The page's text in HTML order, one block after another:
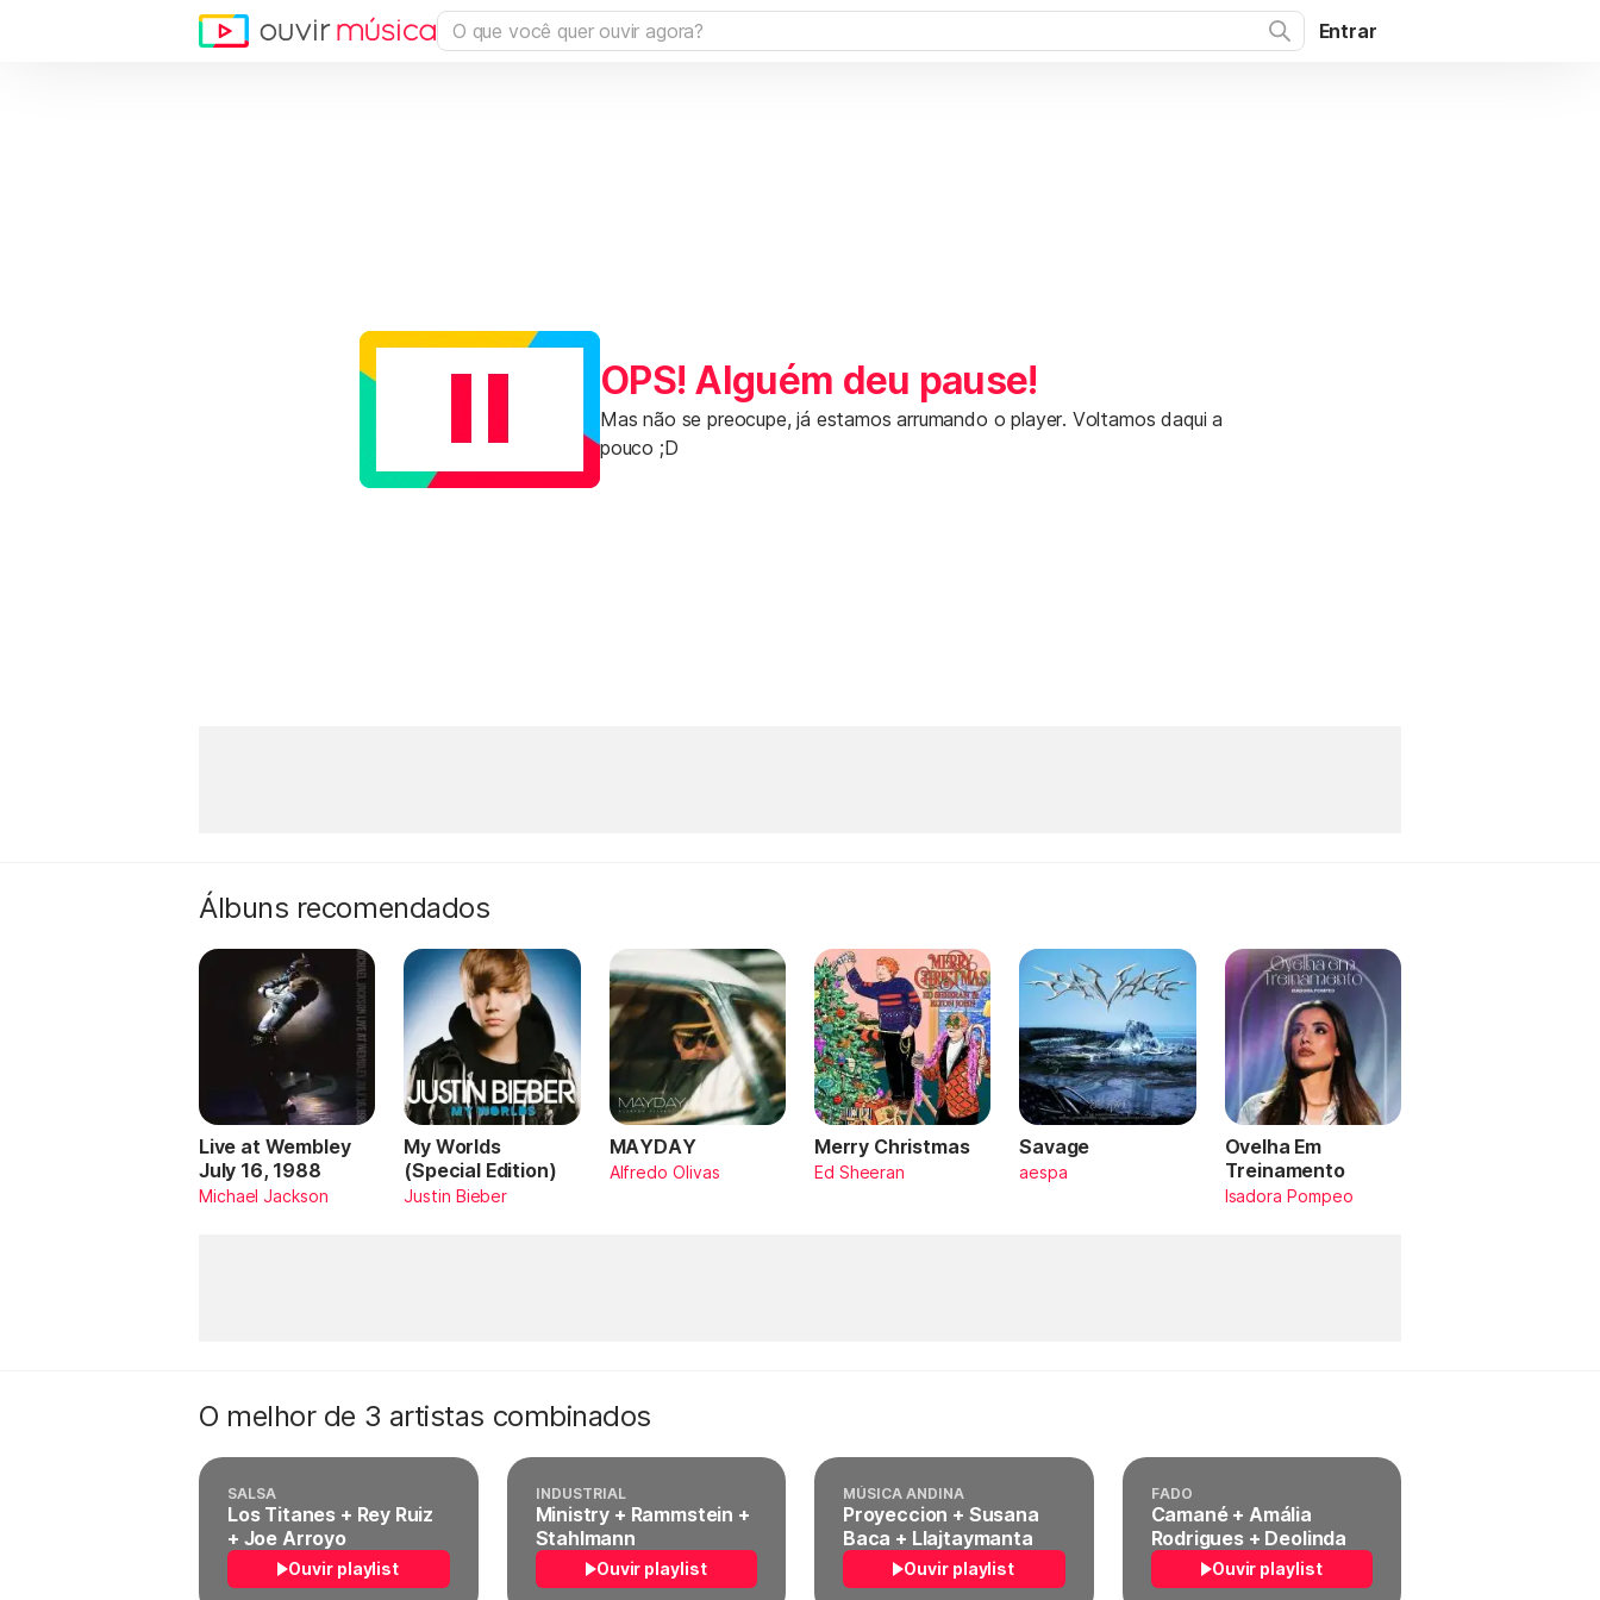
Entrar
OPS! Alguém deu pause!
Mas não se preocupe, já estamos arrumando o player. Voltamos daqui a
pouco ;D
Álbuns recomendados
Live at Wembley
July 16, 1988
Michael Jackson
My Worlds
(Special Edition)
Justin Bieber
MAYDAY
Alfredo Olivas
Merry Christmas
Ed Sheeran
Savage
aespa
Ovelha Em
Treinamento
Isadora Pompeo
O melhor de 3 artistas combinados
SALSA
Los Titanes + Rey Ruiz
+ Joe Arroyo
Ouvir playlist
INDUSTRIAL
Ministry + Rammstein +
Stahlmann
Ouvir playlist
MÚSICA ANDINA
Proyeccion + Susana
Baca + Llajtaymanta
Ouvir playlist
FADO
Camané + Amália
Rodrigues + Deolinda
Ouvir playlist